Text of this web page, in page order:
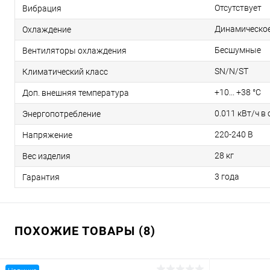
Вибрация Отсутствует
Охлаждение
Вентиляторы охлаждения Бесшумные
Климатический класс SN/N/ST
Доп. внешняя температура +10... +38 °С
Энергопотребление 0.011 кВт/ч в
Напряжение 220-240 В
Вес изделия 28 кг
Гарантия 3 года
ПОХОЖИЕ ТОВАРЫ (8)